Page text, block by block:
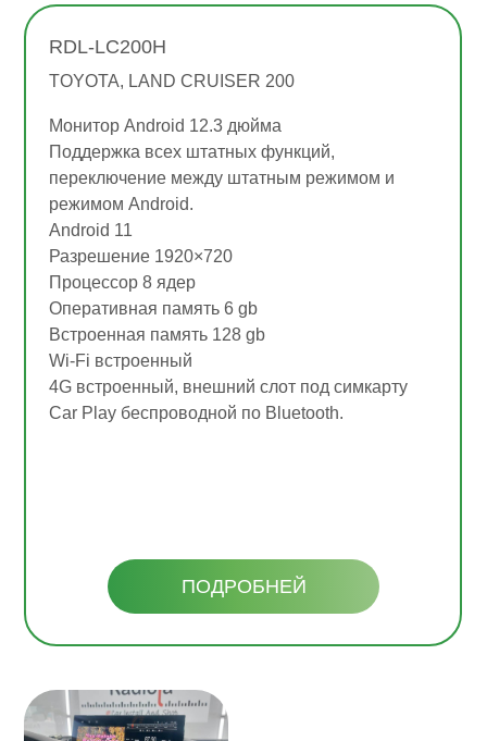
Монитор Android 12.3 дюйма
Поддержка всех штатных функций,
переключение между штатным режимом и
режимом Android.
Android 11
Разрешение 1920×720
Процессор 8 ядер
Оперативная память 6 gb
Встроенная память 128 gb
Wi-Fi встроенный
4G встроенный, внешний слот под симкарту
Car Play беспроводной по Bluetooth.
RDL-LC200H
ПОДРОБНЕЙ
TOYOTA, LAND CRUISER 200